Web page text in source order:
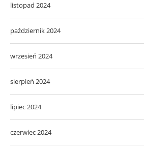
listopad 2024
październik 2024
wrzesień 2024
sierpień 2024
lipiec 2024
czerwiec 2024